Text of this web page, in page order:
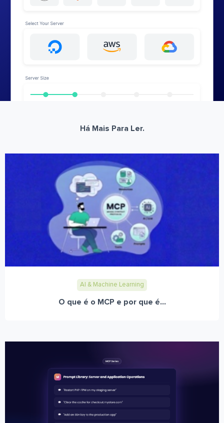
Há Mais Para Ler.
AI & Machine Learning
O que é o MCP e por que é...